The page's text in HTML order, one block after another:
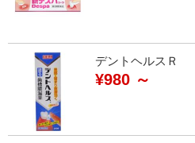
デントヘルスＲ
¥980 ～